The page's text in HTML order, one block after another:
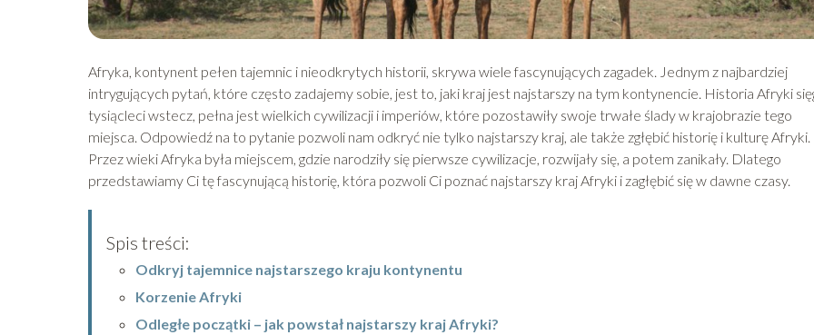
Afryka, kontynent pełen tajemnic i nieodkrytych historii, skrywa wiele fascynujących zagadek. Jednym z najbardziej
intrygujących pytań, które często zadajemy sobie, jest to, jaki kraj jest najstarszy na tym kontynencie. Historia Afryki
tysiącleci wstecz, pełna jest wielkich cywilizacji i imperiów, które pozostawiły swoje trwałe ślady w krajobrazie tego
miejsca. Odpowiedź na to pytanie pozwoli nam odkryć nie tylko najstarszy kraj, ale także zgłębić historię i kulturę Afryki.
Przez wieki Afryka była miejscem, gdzie narodziły się pierwsze cywilizacje, rozwijały się, a potem zanikały. Dlatego
przedstawiamy Ci tę fascynującą historię, która pozwoli Ci poznać najstarszy kraj Afryki i zagłębić się w dawne czasy.
Spis treści:
Odkryj tajemnice najstarszego kraju kontynentu
Korzenie Afryki
Odległe początki – jak powstał najstarszy kraj Afryki?